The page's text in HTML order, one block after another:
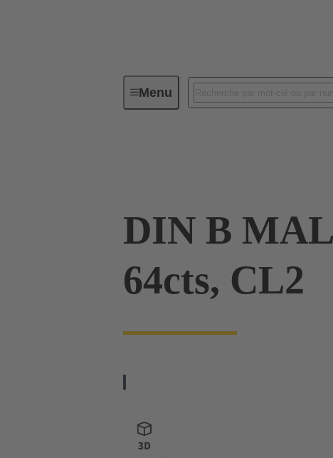
MenuConnectivité d'Equipements
DIN B
64cts, CL2